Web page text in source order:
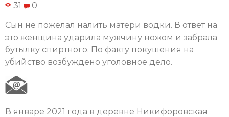
31 0
Сын не пожелал налить матери водки. В ответ на
это женщина ударила мужчину ножом и забрала
бутылку спиртного. По факту покушения на
убийство возбуждено уголовное дело.
В январе 2021 года в деревне Никифоровская